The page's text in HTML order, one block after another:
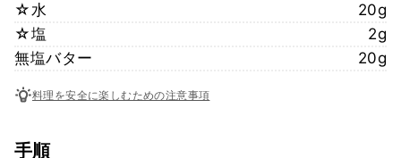
☆水
20g
☆塩
2g
無塩バター
20g
料理を安全に楽しむための注意事項
手順